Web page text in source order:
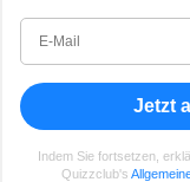
Jetzt
Indem Sie fortsetzen,
Quizzclub's